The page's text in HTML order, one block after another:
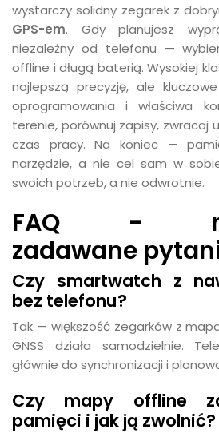
wystarczy solidny zegarek z
GPS-em. Gdy planujesz
niezależny od telefonu —
offline i długą baterią. Wysokiej
najlepszą precyzję, ale
oprogramowania i właściwa
terenie, porównuj zapisy, zwracaj
czas pracy. Na koniec —
narzędzie, a nie cel sam w
swoich potrzeb, a nie odwrotnie.
FAQ -
zadawane
Czy smartwatch z
bez telefonu?
Tak — większość zegarków z
GNSS działa samodzielnie.
głównie do synchronizacji i
Czy mapy offline
pamięci i jak ją zwolnić?